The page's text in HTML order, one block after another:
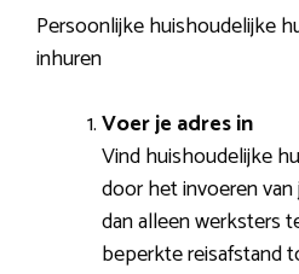
Persoonlijke huishoudelijke
inhuren
Voer je adres in
Vind huishoudelijke
door het invoeren
dan alleen werksters
beperkte reisafstand